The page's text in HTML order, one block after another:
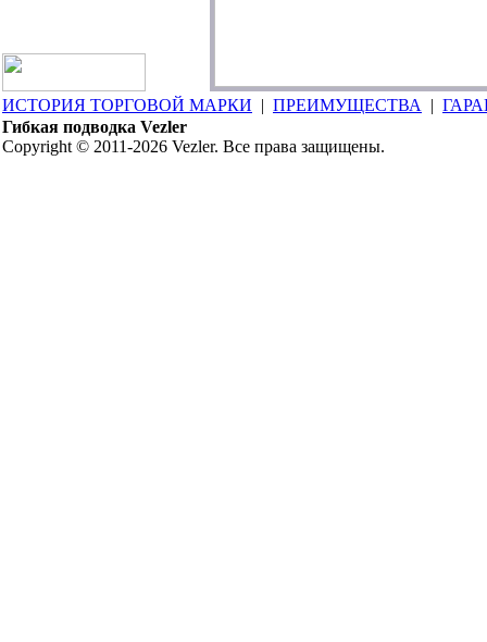
ИСТОРИЯ ТОРГОВОЙ МАРКИ | ПРЕИМУЩЕСТВА |
Гибкая подводка Vezler
Copyright © 2011-2026 Vezler. Все права защищены.